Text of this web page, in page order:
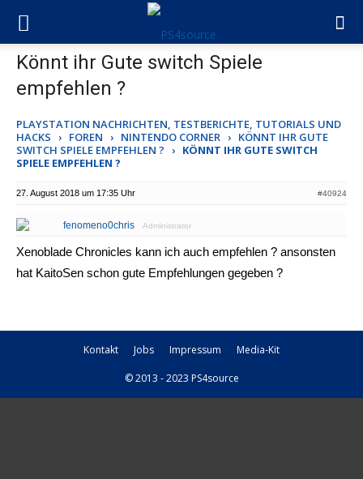
Könnt ihr Gute switch Spiele
empfehlen ?
PLAYSTATION NACHRICHTEN, TESTBERICHTE, TUTORIALS UND
HACKS
› FOREN › NINTENDO CORNER › KÖNNT IHR GUTE
SWITCH SPIELE EMPFEHLEN ?
› KÖNNT IHR GUTE SWITCH
SPIELE EMPFEHLEN ?
27. August 2018 um 17:35 Uhr #40924
fenomeno0chris Administrator
Xenoblade Chronicles kann ich auch empfehlen ? ansonsten
hat KaitoSen schon gute Empfehlungen gegeben ?
Kontakt Jobs Impressum Media-Kit
© 2013 - 2023 PS4source